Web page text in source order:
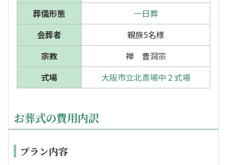
葬儀形態
一日葬
会葬者
親族5名様
宗教
禅 曹洞宗
式場
大阪市立北斎場中２式場
お葬式の費用内訳
プラン内容